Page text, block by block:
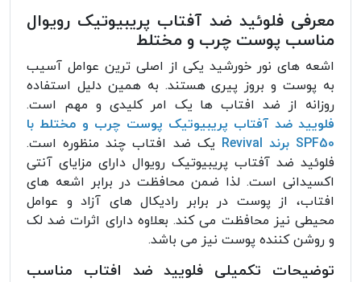
معرفی فلوئید ضد آفتاب پریبیوتیک رویوال
مناسب پوست چرب و مختلط
اشعه های نور خورشید یکی از اصلی ترین عوامل آسیب
به پوست و بروز پیری هستند. به همین دلیل استفاده
روزانه از ضد افتاب ها یک امر کلیدی و مهم است.
فلویید ضد آفتاب پریبیوتیک پوست چرب و مختلط با
SPF50 برند Revival
یک ضد افتاب چند منظوره است.
فلوئید ضد آفتاب پریبیوتیک رویوال دارای مزایای آنتی
اکسیدانی است. لذا ضمن محافظت در برابر اشعه های
افتاب، از پوست در برابر رادیکال های آزاد و عوامل
محیطی نیز محافظت می کند. بعلاوه دارای اثرات ضد لک
و روشن کننده پوست نیز می باشد.
توضیحات تکمیلی فلویید ضد افتاب مناسب